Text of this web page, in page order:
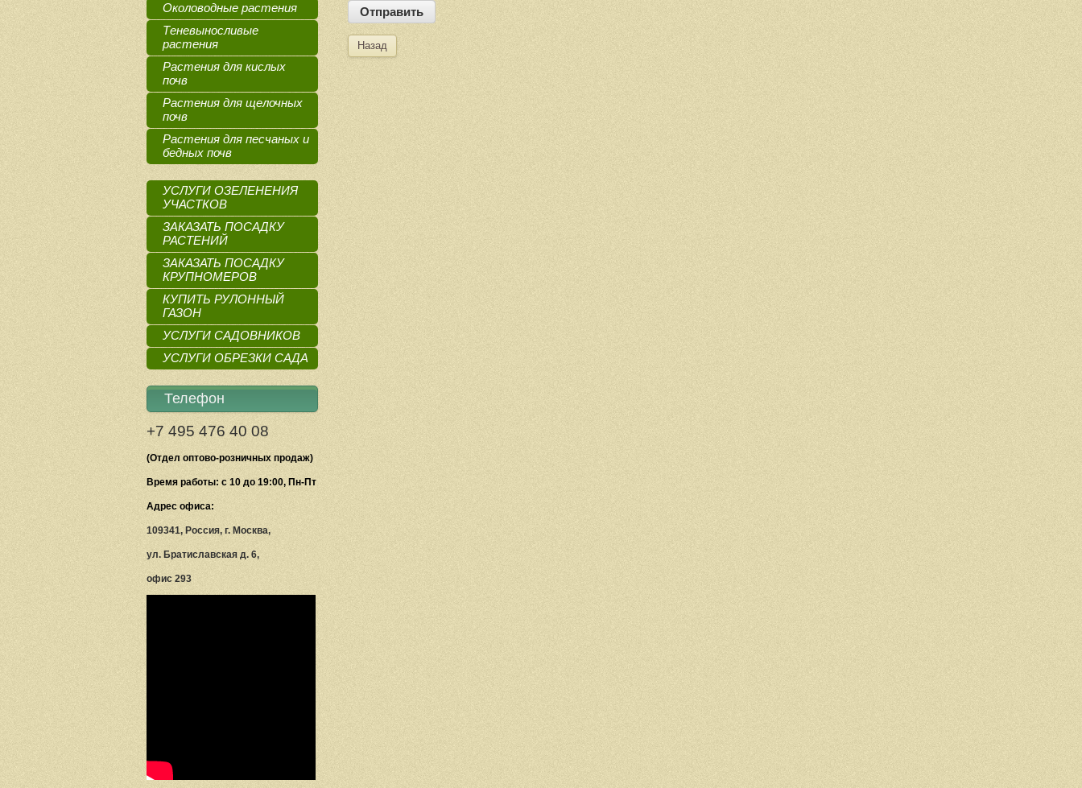
Назад
Околоводные растения
Теневыносливые
растения
Растения для кислых
почв
Растения для щелочных
почв
Растения для песчаных и
бедных почв
УСЛУГИ ОЗЕЛЕНЕНИЯ
УЧАСТКОВ
ЗАКАЗАТЬ ПОСАДКУ
РАСТЕНИЙ
ЗАКАЗАТЬ ПОСАДКУ
КРУПНОМЕРОВ
КУПИТЬ РУЛОННЫЙ
ГАЗОН
УСЛУГИ САДОВНИКОВ
УСЛУГИ ОБРЕЗКИ САДА
Телефон
+7 495 476 40 08
(Отдел оптово-розничных продаж)
Время работы: с 10 до 19:00, Пн-Пт
Адрес офиса:
109341, Россия, г. Москва,
ул. Братиславская д. 6,
офис 293